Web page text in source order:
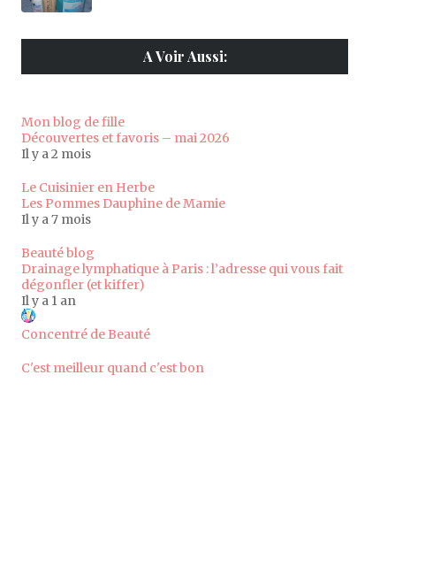
A Voir Aussi:
Mon blog de fille
Découvertes et favoris – mai 2026
Il y a 2 mois
Le Cuisinier en Herbe
Les Pommes Dauphine de Mamie
Il y a 7 mois
Beauté blog
Drainage lymphatique à Paris : l’adresse qui vous fait
dégonfler (et kiffer)
Il y a 1 an
Concentré de Beauté
C'est meilleur quand c'est bon